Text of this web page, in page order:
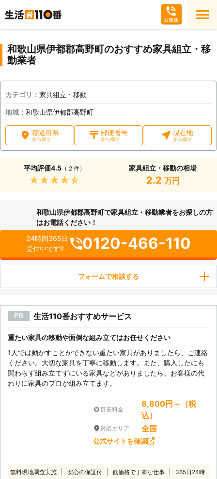
和歌山県伊都郡高野町のおすすめ家具組立・移
動業者
カテゴリ： 家具組立・移動
地域： 和歌山県伊都郡高野町
都道府県
から探す
郵便番号
から探す
現在地
から探す
平均評価4.5（ 2 件）
★★★★★
家具組立・移動の相場
2.2 万円
和歌山県伊都郡高野町で家具組立・移動業者をお探しの方
はお電話ください！
24時間365日
受付中です!!
0120-466-110
フォームで相談する
PR 生活110番おすすめサービス
重たい家具の移動や面倒な組み立てはお任せください
1人では動かすことができない重たい家具がありましたら、ご連絡
ください。大切な家具を丁寧に移動します。また、購入したにも
関わらず組み立てずにいる家具などがありましたら、お客様の代
わりに家具のプロが組み立てます。
目安料金
8,800円～（税
込）
対応エリア 全国
公式サイトを確認
無料現地調査実施 安心の保証付 低価格で丁寧な仕事
365日24時